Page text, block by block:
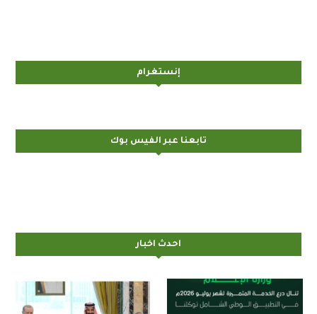
إنستغرام
تابعنا عبر الفيس بوك
احدث اخبار